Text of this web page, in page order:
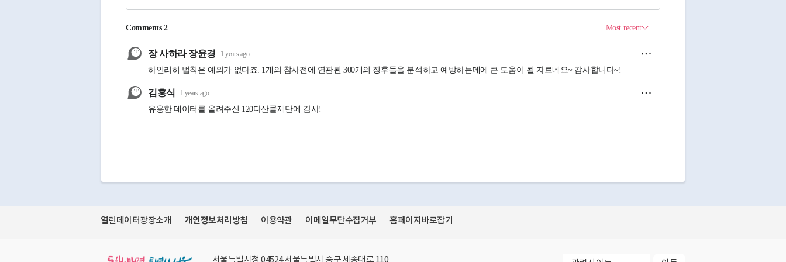
열린데이터광장소개 개인정보처리방침 이용약관 이메일무단수집거부 홈페이지바로잡기
서울특별시청 04524 서울특별시 중구 세종대로 110